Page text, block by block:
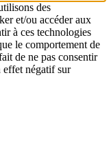
des
et/ou accéder aux
à ces technologies
le comportement de
de ne pas consentir
effet négatif sur